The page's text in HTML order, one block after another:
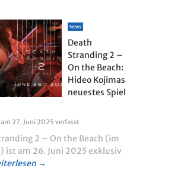
News
Death
Stranding 2 –
On the Beach:
Hideo Kojimas
neuestes Spiel
am 27. Juni 2025 verfasst
2 – On the Beach (im
ist am 26. Juni 2025 exklusiv
→